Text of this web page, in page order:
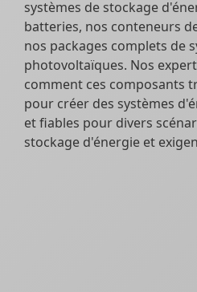
systèmes de stockage
batteries, nos conteneurs
nos packages complets de
photovoltaïques. Nos
comment ces composants
pour créer des systèmes
et fiables pour divers
stockage d'énergie et